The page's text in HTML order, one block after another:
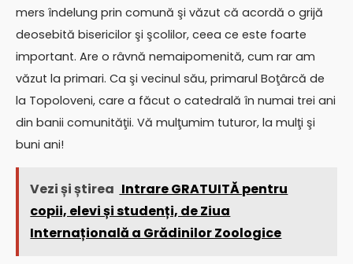
mers îndelung prin comună şi văzut că acordă o grijă
deosebită bisericilor şi şcolilor, ceea ce este foarte
important. Are o râvnă nemaipomenită, cum rar am
văzut la primari. Ca şi vecinul său, primarul Boţârcă de
la Topoloveni, care a făcut o catedrală în numai trei ani
din banii comunităţii. Vă mulţumim tuturor, la mulţi şi
buni ani!
Vezi și știrea Intrare GRATUITĂ pentru
copii, elevi și studenți, de Ziua
Internațională a Grădinilor Zoologice